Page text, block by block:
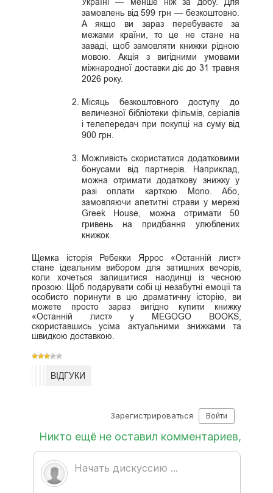
замовлень від 599 грн — безкоштовно.
А якщо ви зараз перебуваєте за
межами країни, то це не стане на
заваді, щоб замовляти книжки рідною
мовою. Акція з вигідними умовами
міжнародної доставки діє до 31 травня
2026 року.
Місяць безкоштовного доступу до
величезної бібліотеки фільмів, серіалів
і телепередач при покупці на суму від
900 грн.
Можливість скористатися додатковими
бонусами від партнерів. Наприклад,
можна отримати додаткову знижку у
разі оплати карткою Mono. Або,
замовляючи апетитні страви у мережі
Greek House, можна отримати 50
гривень на придбання улюблених
книжок.
Щемка історія Ребекки Яррос «Останній лист»
стане ідеальним вибором для затишних вечорів,
коли хочеться залишитися наодинці із чесною
прозою. Щоб подарувати собі ці незабутні емоції та
особисто поринути в цю драматичну історію, ви
можете просто зараз вигідно купити книжку
«Останній лист» у MEGOGO BOOKS,
скориставшись усіма актуальними знижками та
швидкою доставкою.
ВІДГУКИ